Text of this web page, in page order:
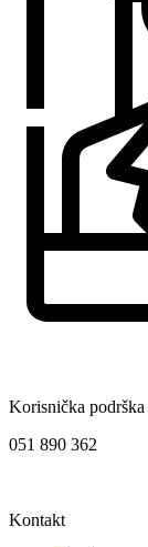
Korisnička podrška
051 890 362
Kontakt